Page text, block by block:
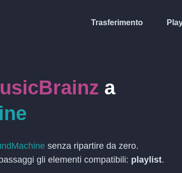
Trasferimento
a
senza ripartire da zero.
gli elementi compatibili: playlist.